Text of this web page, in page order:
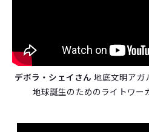
デボラ・シェイさん 地底文明アガ
地球誕生のためのライトワー